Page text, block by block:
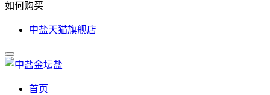
如何购买
中盐天猫旗舰店
首页